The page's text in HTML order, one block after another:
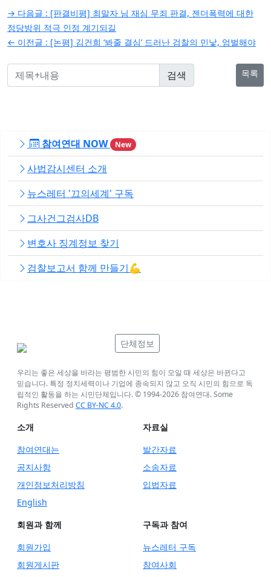
글
탐
색
→ 다음글 : [판결비평] 최말자 님 재심 무죄 판결, 젠더폭력에 대한
정당방위 적극 인정 계기되길
← 이전글 : [논평] 김건희 ‘봐줄 결심’ 드러난 검찰의 민낯, 엄벌해야
목록
참여연대 NOW New
사법감시센터 소개
뉴스레터 '끄의세계' 구독
그사건그검사DB
변호사 징계정보 찾기
검찰보고서 함께 만들기💪
단체정보
우리는 좋은 세상을 바라는 평범한 시민의 힘이 모일 때 세상은 바뀐다고
믿습니다. 특정 정치세력이나 기업에 종속되지 않고 오직 시민의 힘으로 독
립적인 활동을 하는 시민단체입니다. © 1994-2026 참여연대. Some
Rights Reserved CC BY-NC 4.0.
소개
참여연대는
공지사항
개인정보처리방침
English
자료실
발간자료
소송자료
입법자료
회원과 함께
회원가입
회원게시판
구독과 참여
뉴스레터 구독
참여사회